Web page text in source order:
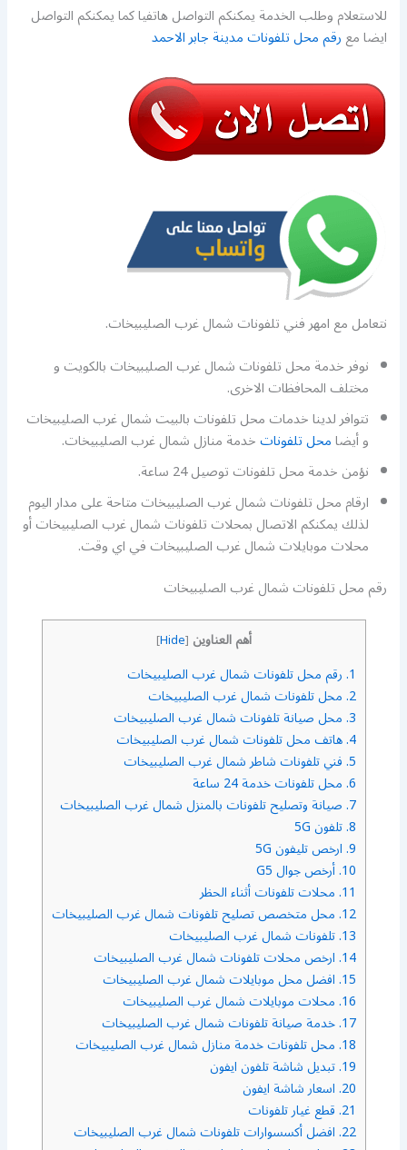
للاستعلام وطلب الخدمة يمكنكم التواصل هاتفيا كما يمكنكم التواصل
ايضا معرقم محل تلفونات مدينة جابر الاحمد
نتعامل مع امهر فني تلفونات شمال غرب الصليبيخات.
نوفر خدمة محل تلفونات شمال غرب الصليبيخات بالكويت و
مختلف المحافظات الاخرى.
تتوافر لدينا خدمات محل تلفونات بالبيت شمال غرب الصليبيخات
و أيضامحل تلفوناتخدمة منازل شمال غرب الصليبيخات.
نؤمن خدمة محل تلفونات توصيل 24 ساعة.
ارقام محل تلفونات شمال غرب الصليبيخات متاحة على مدار اليوم
لذلك يمكنكم الاتصال بمحلات تلفونات شمال غرب الصليبيخات أو
محلات موبايلات شمال غرب الصليبيخات في اي وقت.
رقم محل تلفونات شمال غرب الصليبيخات
أهم العناوين [
Hide
]
1. رقم محل تلفونات شمال غرب الصليبيخات
2. محل تلفونات شمال غرب الصليبيخات
3. محل صيانة تلفونات شمال غرب الصليبيخات
4. هاتف محل تلفونات شمال غرب الصليبيخات
5. فني تلفونات شاطر شمال غرب الصليبيخات
6. محل تلفونات خدمة 24 ساعة
7. صيانة وتصليح تلفونات بالمنزل شمال غرب الصليبيخات
8. تلفون 5G
9. ارخص تليفون 5G
10. أرخص جوال G5
11. محلات تلفونات أثناء الحظر
12. محل متخصص تصليح تلفونات شمال غرب الصليبيخات
13. تلفونات شمال غرب الصليبيخات
14. ارخص محلات تلفونات شمال غرب الصليبيخات
15. افضل محل موبايلات شمال غرب الصليبيخات
16. محلات موبايلات شمال غرب الصليبيخات
17. خدمة صيانة تلفونات شمال غرب الصليبيخات
18. محل تلفونات خدمة منازل شمال غرب الصليبيخات
19. تبديل شاشة تلفون ايفون
20. اسعار شاشة ايفون
21. قطع غيار تلفونات
22. افضل أكسسوارات تلفونات شمال غرب الصليبيخات